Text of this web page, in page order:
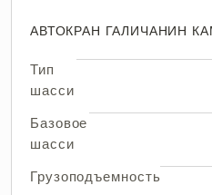
АВТОКРАН ГАЛИЧАНИН
Тип
шасси
Базовое
шасси
Грузоподъемность